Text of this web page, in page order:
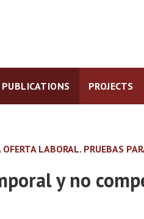
PUBLICATIONS PROJECTS
LABORAL. PRUEBAS
y no